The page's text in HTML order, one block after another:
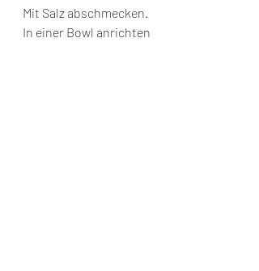
Mit Salz abschmecken.
In einer Bowl anrichten